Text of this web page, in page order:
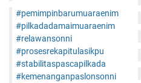
#pemimpinbarumuaraenim
#pilkadadamaimuaraenim
#relawansonni
#prosesrekapitulasikpu
#stabilitaspascapilkada
#kemenanganpaslonsonni